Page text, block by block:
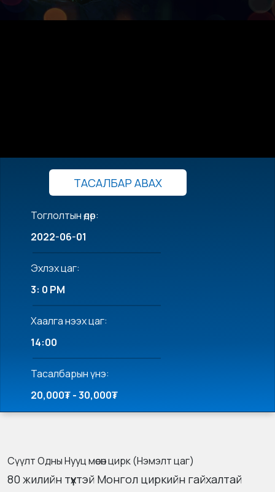
ТАСАЛБАР АВАХ
Тоглолтын өдөр:
2022-06-01
Эхлэх цаг:
3: 0 PM
Хаалга нээх цаг:
14:00
Тасалбарын үнэ:
20,000₮ - 30,000₮
Сүүлт Одны Нууц мөсөн цирк (Нэмэлт цаг)
80 жилийн түүхтэй Монгол циркийн гайхалтай